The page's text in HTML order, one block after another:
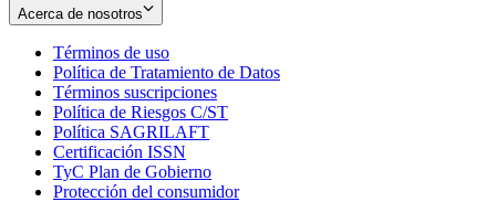
Acerca de nosotros
Términos de uso
in
new
window
Política de Tratamiento de Datos
Términos suscripciones
in
Política de Riesgos C/ST
Política SAGRILAFT
new
window
Certificación ISSN
in
new
TyC Plan de Gobierno
in
Protección del consumidorOpens